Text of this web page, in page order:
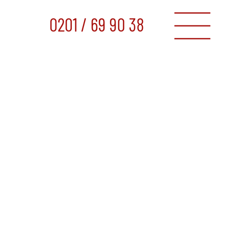
0201 / 69 90 38